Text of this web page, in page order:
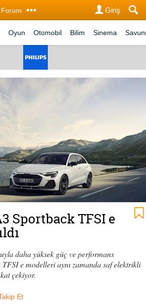
Forum Giriş
Oyun Otomobil Bilim Sinema
Sportback TFSI e
daha yüksek güç ve performans
e modelleri aynı zamanda saf elektrikli
çekiyor.
Et